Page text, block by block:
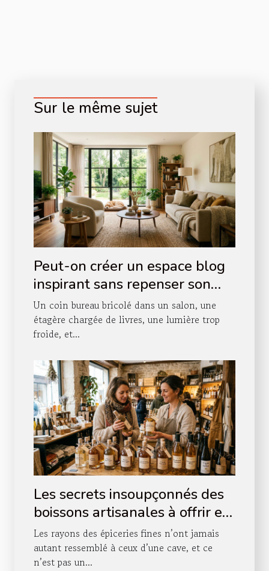
Sur le même sujet
Peut-on créer un espace blog
inspirant sans repenser son
agencement intérieur ?
Un coin bureau bricolé dans un salon, une
étagère chargée de livres, une lumière trop
froide, et...
Les secrets insoupçonnés des
boissons artisanales à offrir en
boutique
Les rayons des épiceries fines n’ont jamais
autant ressemblé à ceux d’une cave, et ce
n’est pas un...